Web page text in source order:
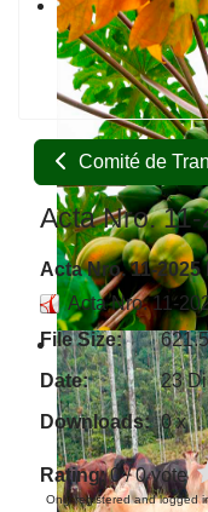
Comité de
Acta Nro.
Acta Nro. 11-
Acta Nro. 11-
File Size:
Date:
23
Downloads: 0 x
Rating: 0 / 0 vote
Only registered and logged